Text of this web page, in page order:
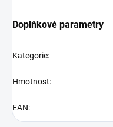
Doplňkové parametry
Kategorie:
Hmotnost:
EAN: